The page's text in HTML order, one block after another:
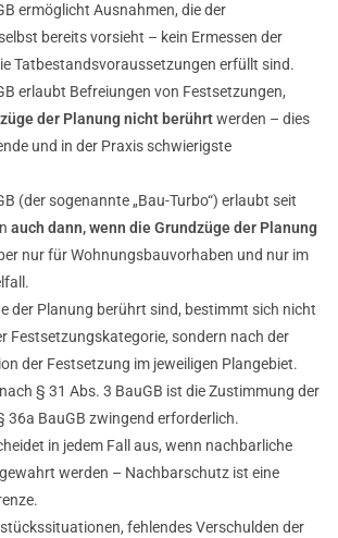
ermöglicht Ausnahmen, die der
bereits vorsieht – kein Ermessen der
Tatbestandsvoraussetzungen erfüllt sind.
erlaubt Befreiungen von Festsetzungen,
der Planung nicht berührtwerden – dies
und in der Praxis schwierigste
(der sogenannte „Bau-Turbo“) erlaubt seit
auch dann, wenn die Grundzüge der Planung
nur für Wohnungsbauvorhaben und nur im
der Planung berührt sind, bestimmt sich nicht
Festsetzungskategorie, sondern nach der
der Festsetzung im jeweiligen Plangebiet.
§ 31 Abs. 3 BauGB ist die Zustimmung der
36a BauGB zwingend erforderlich.
in jedem Fall aus, wenn nachbarliche
werden – Nachbarschutz ist eine
fehlendes Verschulden der